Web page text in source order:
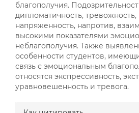
благополучия.
дипломатичность,
напряженность, напротив,
высокими показателями
неблагополучия. Также
особенности студентов,
связь с эмоциональным
относятся экспрессивность,
уравновешенность и тревога.
Информация